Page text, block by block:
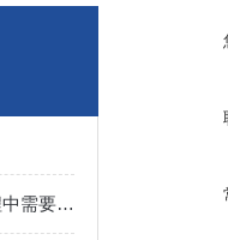
成都水质采样器在使用过程中需要留意以下几点